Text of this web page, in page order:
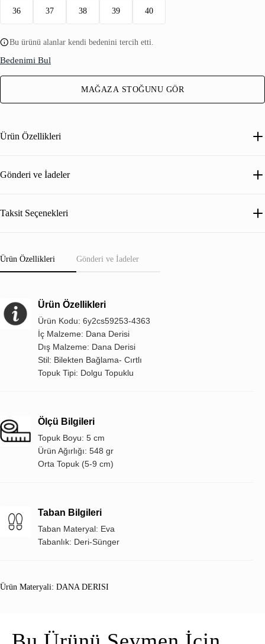
36 37 38 39 40
Bu ürünü alanlar kendi bedenini tercih etti.
Bedenimi Bul
MAĞAZA STOĞUNU GÖR
Ürün Özellikleri
Gönderi ve İadeler
Taksit Seçenekleri
Ürün Özellikleri Gönderi ve İadeler
Ürün Özellikleri
Ürün Kodu: 6y2cs59253-4363
İç Malzeme: Dana Derisi
Dış Malzeme: Dana Derisi
Stil: Bilekten Bağlama- Cırtlı
Topuk Tipi: Dolgu Topuklu
Ölçü Bilgileri
Topuk Boyu: 5 cm
Ürün Ağırlığı: 548 gr
Orta Topuk (5-9 cm)
Taban Bilgileri
Taban Materyal: Eva
Tabanlık: Deri-Sünger
Ürün Materyali: DANA DERISI